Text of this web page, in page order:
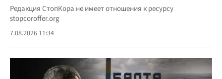
Редакция СтопКора не имеет отношения к ресурсу
stopcoroffer.org
7.08.2026 11:34